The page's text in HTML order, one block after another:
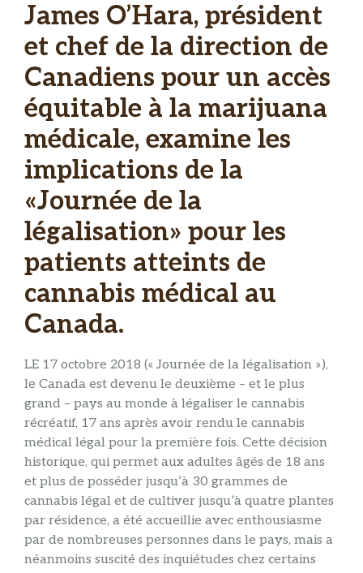
James O’Hara, président
et chef de la direction de
Canadiens pour un accès
équitable à la marijuana
médicale, examine les
implications de la
«Journée de la
légalisation» pour les
patients atteints de
cannabis médical au
Canada.
LE 17 octobre 2018 (« Journée de la légalisation »),
le Canada est devenu le deuxième – et le plus
grand – pays au monde à légaliser le cannabis
récréatif, 17 ans après avoir rendu le cannabis
médical légal pour la première fois. Cette décision
historique, qui permet aux adultes âgés de 18 ans
et plus de posséder jusqu’à 30 grammes de
cannabis légal et de cultiver jusqu’à quatre plantes
par résidence, a été accueillie avec enthousiasme
par de nombreuses personnes dans le pays, mais a
néanmoins suscité des inquiétudes chez certains